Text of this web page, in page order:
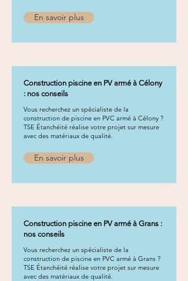
En savoir plus
Construction piscine en PV armé à Célony
: nos conseils
Vous recherchez un spécialiste de la
construction de piscine en PVC armé à Célony ?
TSE Étanchéité réalise votre projet sur mesure
avec des matériaux de qualité.
En savoir plus
Construction piscine en PV armé à Grans :
nos conseils
Vous recherchez un spécialiste de la
construction de piscine en PVC armé à Grans ?
TSE Étanchéité réalise votre projet sur mesure
avec des matériaux de qualité.